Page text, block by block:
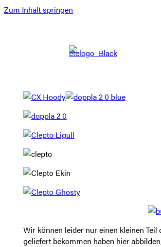
Zum Inhalt springen
Wir können leider nur einen kleinen
geliefert bekommen haben hier